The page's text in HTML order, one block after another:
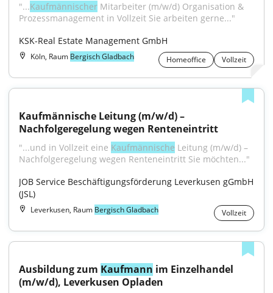
"...Kaufmännischer Mitarbeiter (m/w/d) Organisation &
Prozessmanagement in Vollzeit Sie arbeiten gerne..."
KSK-Real Estate Management GmbH
Köln, Raum Bergisch Gladbach Homeoffice Vollzeit
Kaufmännische Leitung (m/w/d) –
Nachfolgeregelung wegen Renteneintritt
"...und in Vollzeit eine Kaufmännische Leitung (m/w/d) –
Nachfolgeregelung wegen Renteneintritt Sie möchten..."
JOB Service Beschäftigungsförderung Leverkusen gGmbH
(JSL)
Leverkusen, Raum Bergisch Gladbach Vollzeit
Ausbildung zum Kaufmann im Einzelhandel
(m/w/d), Leverkusen Opladen